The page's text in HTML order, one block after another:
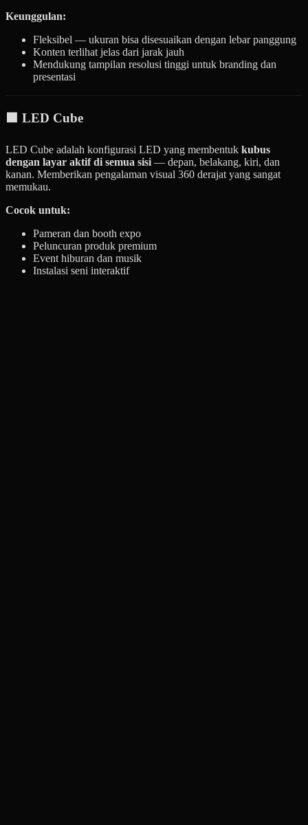
Keunggulan:
Fleksibel — ukuran bisa disesuaikan dengan lebar panggung
Konten terlihat jelas dari jarak jauh
Mendukung tampilan resolusi tinggi untuk branding dan
presentasi
🟧 LED Cube
LED Cube adalah konfigurasi LED yang membentuk kubus
dengan layar aktif di semua sisi — depan, belakang, kiri, dan
kanan. Memberikan pengalaman visual 360 derajat yang sangat
memukau.
Cocok untuk:
Pameran dan booth expo
Peluncuran produk premium
Event hiburan dan musik
Instalasi seni interaktif